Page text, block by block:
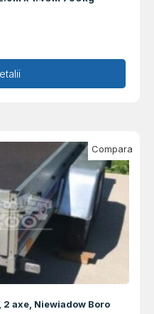
coș
2 axe, Niewiadow Boro
Compara